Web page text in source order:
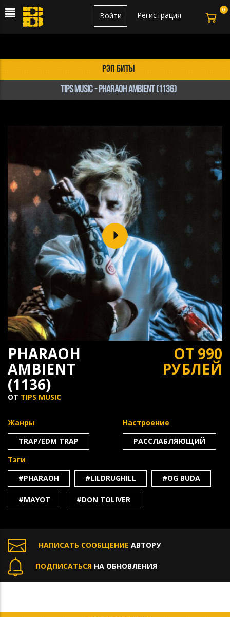
Регистрация
Войти
рэп биты
TIPS MUSIC - PHARAOH AMBIENT (1136)
PHARAOH
AMBIENT
(1136)
ОТ TIPS MUSIC
ОТ 990
РУБЛЕЙ
Жанры
TRAP/EDM TRAP
Настроение
РАССЛАБЛЯЮЩИЙ
Тэги
#PHARAOH
#LILDRUGHILL #OG BUDA
#MAYOT #DON TOLIVER
НАПИСАТЬ СООБЩЕНИЕ АВТОРУ
ПОДПИСАТЬСЯ НА ОБНОВЛЕНИЯ
0